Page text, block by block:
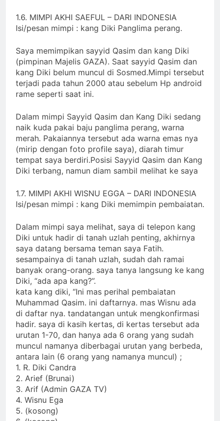
1.6. MIMPI AKHI SAEFUL – DARI INDONESIA
Isi/pesan mimpi : kang Diki Panglima perang.
Saya memimpikan sayyid Qasim dan kang Diki
(pimpinan Majelis GAZA). Saat sayyid Qasim dan
kang Diki belum muncul di Sosmed.Mimpi tersebut
terjadi pada tahun 2000 atau sebelum Hp android
rame seperti saat ini.
Dalam mimpi Sayyid Qasim dan Kang Diki sedang
naik kuda pakai baju panglima perang, warna
merah. Pakaiannya tersebut ada warna emas nya
(mirip dengan foto profile saya), diarah timur
tempat saya berdiri.Posisi Sayyid Qasim dan Kang
Diki terbang, namun diam sambil melihat ke saya
1.7. MIMPI AKHI WISNU EGGA – DARI INDONESIA
Isi/pesan mimpi : kang Diki memimpin pembaiatan.
Dalam mimpi saya melihat, saya di telepon kang
Diki untuk hadir di tanah uzlah penting, akhirnya
saya datang bersama teman saya Fatih.
sesampainya di tanah uzlah, sudah dah ramai
banyak orang-orang. saya tanya langsung ke kang
Diki, “ada apa kang?”.
kata kang diki, “Ini mas perihal pembaiatan
Muhammad Qasim. ini daftarnya. mas Wisnu ada
di daftar nya. tandatangan untuk mengkonfirmasi
hadir. saya di kasih kertas, di kertas tersebut ada
urutan 1-70, dan hanya ada 6 orang yang sudah
muncul namanya diberbagai urutan yang berbeda,
antara lain (6 orang yang namanya muncul) ;
1. R. Diki Candra
2. Arief (Brunai)
3. Arif (Admin GAZA TV)
4. Wisnu Ega
5. (kosong)